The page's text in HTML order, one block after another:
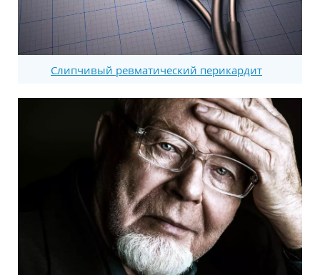
Слипчивый ревматический перикардит